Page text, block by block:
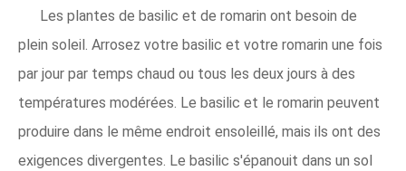
Les plantes de basilic et de romarin ont besoin de
plein soleil. Arrosez votre basilic et votre romarin une fois
par jour par temps chaud ou tous les deux jours à des
températures modérées. Le basilic et le romarin peuvent
produire dans le même endroit ensoleillé, mais ils ont des
exigences divergentes. Le basilic s'épanouit dans un sol